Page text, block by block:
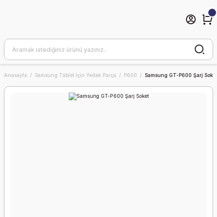
Anasayfa Samsung Tablet İçin Yedek Parça P600 Samsung GT-P600 Şarj Soket